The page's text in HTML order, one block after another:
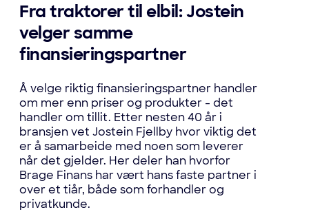
Fra traktorer til elbil: Jostein
velger samme
finansieringspartner
Å velge riktig finansieringspartner handler
om mer enn priser og produkter - det
handler om tillit. Etter nesten 40 år i
bransjen vet Jostein Fjellby hvor viktig det
er å samarbeide med noen som leverer
når det gjelder. Her deler han hvorfor
Brage Finans har vært hans faste partner i
over et tiår, både som forhandler og
privatkunde.